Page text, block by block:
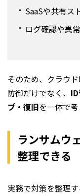
SaaSや共有ス
ログ確認や異
そのため、クラウ
防御だけでなく、
プ・復旧を一体で考
ランサムウ
整理できる
実務で対策を整理